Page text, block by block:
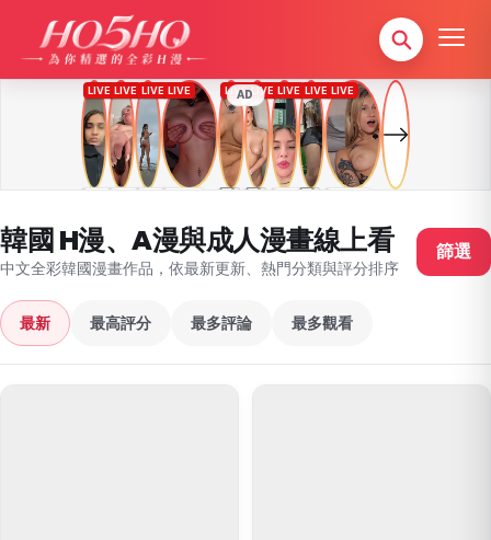
AD
韓國 H漫、A漫與成人漫畫線上看
中文全彩韓國漫畫作品，依最新更新、熱門分類與評分排序
篩選
最新 最高評分 最多評論 最多觀看